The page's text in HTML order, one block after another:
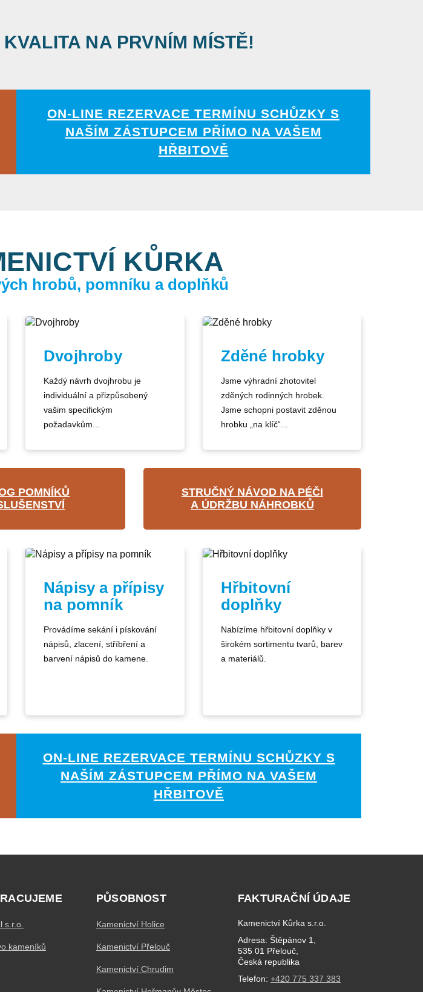
NA PRVNÍM MÍSTĚ!
ON-LINE REZERVACE TERMÍNU SCHŮZKY S
NAŠÍM ZÁSTUPCEM PŘÍMO NA VAŠEM
HŘBITOVĚ
KŮRKA
hrobů, pomníku a doplňků
Dvojhroby
Každý návrh dvojhrobu je
individuální a přizpůsobený
vašim specifickým
požadavkům...
Zděné hrobky
Jsme výhradní zhotovitel
zděných rodinných hrobek.
Jsme schopni postavit zděnou
hrobku „na klíč“...
POMNÍKŮ
STRUČNÝ NÁVOD NA PÉČI
A ÚDRŽBU NÁHROBKŮ
Nápisy a přípisy
na pomník
Provádíme sekání i pískování
nápisů, zlacení, stříbření a
barvení nápisů do kamene.
Hřbitovní
doplňky
Nabízíme hřbitovní doplňky v
širokém sortimentu tvarů, barev
a materiálů.
ON-LINE REZERVACE TERMÍNU SCHŮZKY S
NAŠÍM ZÁSTUPCEM PŘÍMO NA VAŠEM
HŘBITOVĚ
s.r.o.
kameníků
PŮSOBNOST
Kamenictví Holice
Kamenictví Přelouč
Kamenictví Chrudim
FAKTURAČNÍ ÚDAJE
Kamenictví Kůrka s.r.o.
Adresa: Štěpánov 1,
535 01 Přelouč,
Česká republika
Telefon: +420 775 337 383